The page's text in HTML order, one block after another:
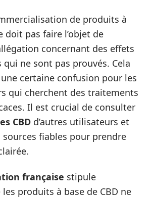
de produits à
doit pas faire l’objet de
concernant des effets
ne sont pas prouvés. Cela
certaine confusion pour les
qui cherchent des traitements
Il est crucial de consulter
CBD d’autres utilisateurs et
sources fiables pour prendre
française stipule
produits à base de CBD ne